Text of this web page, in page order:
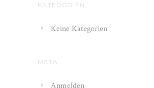
KATEGORIEN
Keine Kategorien
META
Anmelden